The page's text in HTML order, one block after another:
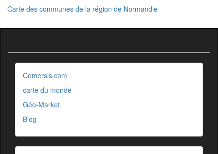
Carte des communes de la région de Normandie
Comersis.com
carte du monde
Géo-Market
Blog